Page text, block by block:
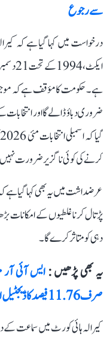
سے رجوع
ایکٹ،
ہے۔ حکومت کا مؤقف ہے کہ موجودہ
ضروری دباؤ ڈالے گا اور انتخابات
کرنے کی کوئی ناگزیر ضرورت
عرضداشت میں یہ بھی کہا گیا ہے
پڑتال کرنا غلطیوں کے امکانات
دہی کو متاثر کرے گا۔
یہ بھی پڑھیں :
صرف 11.76 فیصد کا ڈیجٹیل اندراج
کیرالہ ہائی کورٹ میں سماعت کے